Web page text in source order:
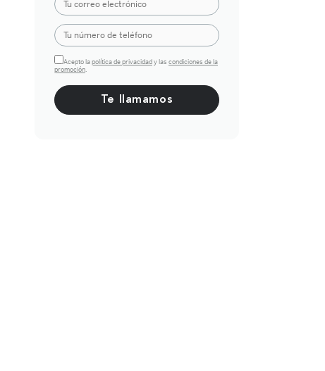
Acepto la política de privacidad y las condiciones de la
promoción.
Por favor, deja este campo vacío.